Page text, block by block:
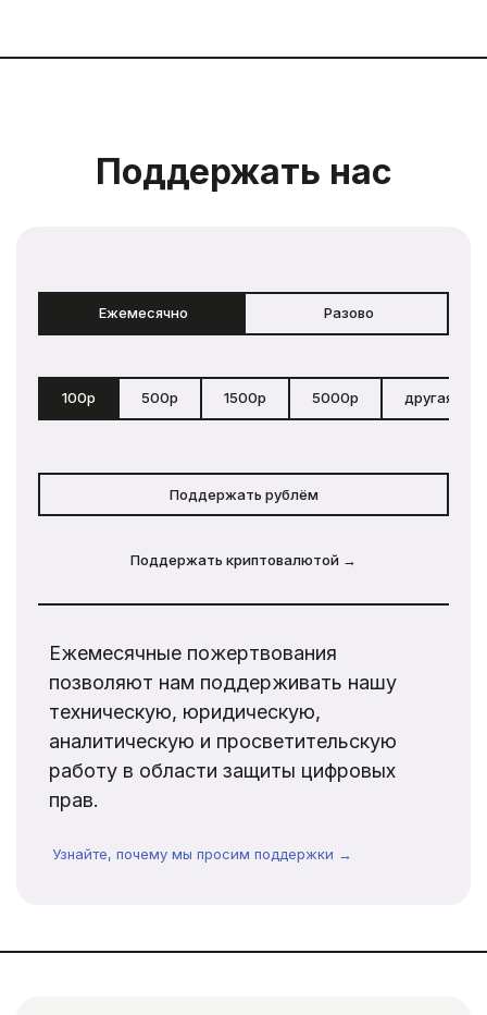
Поддержать нас
Ежемесячно Разово
100р 500р 1500р 5000р другая
Поддержать рублём
Поддержать криптовалютой →
Ежемесячные пожертвования
позволяют нам поддерживать нашу
техническую, юридическую,
аналитическую и просветительскую
работу в области защиты цифровых
прав.
Узнайте, почему мы просим поддержки →